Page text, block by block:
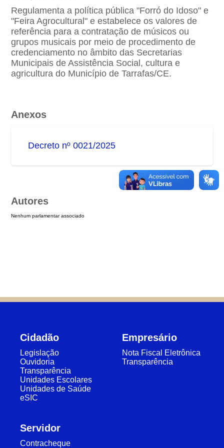
Regulamenta a política pública "Forró do Idoso" e
"Feira Agrocultural" e estabelece os valores de
referência para a contratação de músicos ou
grupos musicais por meio de procedimento de
credenciamento no âmbito das Secretarias
Municipais de Assistência Social, cultura e
agricultura do Município de Tarrafas/CE.
Anexos
Decreto nº 0021/2025
Autores
Nenhum parlamentar associado
Cidadão
Legislação
Ouvidoria
Transparência
Unidades Escolares
Unidades de Saúde
eSIC
Empresário
Nota Fiscal Eletrônica
Transparência
Servidor
Contracheque